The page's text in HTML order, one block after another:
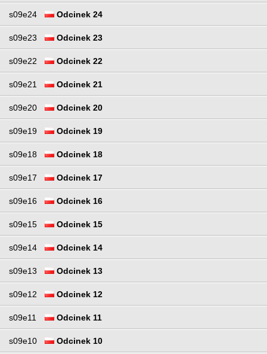
s09e24 Odcinek 24
s09e23 Odcinek 23
s09e22 Odcinek 22
s09e21 Odcinek 21
s09e20 Odcinek 20
s09e19 Odcinek 19
s09e18 Odcinek 18
s09e17 Odcinek 17
s09e16 Odcinek 16
s09e15 Odcinek 15
s09e14 Odcinek 14
s09e13 Odcinek 13
s09e12 Odcinek 12
s09e11 Odcinek 11
s09e10 Odcinek 10